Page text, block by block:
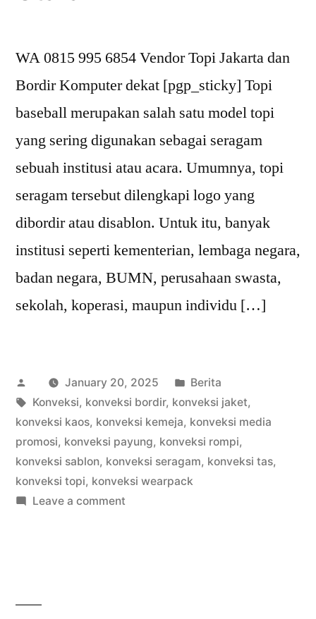
WA 0815 995 6854 Vendor Topi Jakarta dan
Bordir Komputer dekat [pgp_sticky] Topi
baseball merupakan salah satu model topi
yang sering digunakan sebagai seragam
sebuah institusi atau acara. Umumnya, topi
seragam tersebut dilengkapi logo yang
dibordir atau disablon. Untuk itu, banyak
institusi seperti kementerian, lembaga negara,
badan negara, BUMN, perusahaan swasta,
sekolah, koperasi, maupun individu […]
Posted
by
January 20, 2025
Posted
in
Berita
Tags:
Konveksi, konveksi bordir, konveksi jaket,
konveksi kaos, konveksi kemeja, konveksi media
promosi, konveksi payung, konveksi rompi,
konveksi sablon, konveksi seragam, konveksi tas,
konveksi topi, konveksi wearpack
Leave a commenton